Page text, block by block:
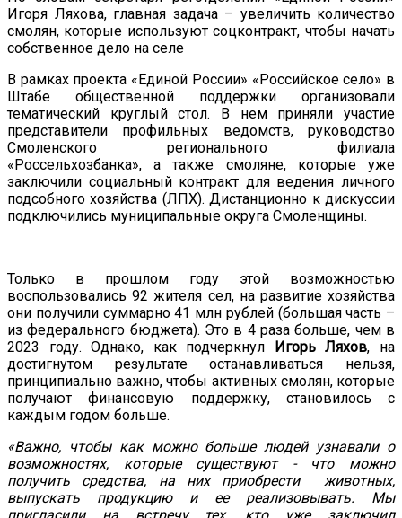
Игоря Ляхова, главная задача – увеличить количество
смолян, которые используют соцконтракт, чтобы начать
собственное дело на селе
В рамках проекта «Единой России» «Российское село» в
Штабе общественной поддержки организовали
тематический круглый стол. В нем приняли участие
представители профильных ведомств, руководство
Смоленского регионального филиала
«Россельхозбанка», а также смоляне, которые уже
заключили социальный контракт для ведения личного
подсобного хозяйства (ЛПХ). Дистанционно к дискуссии
подключились муниципальные округа Смоленщины.
Только в прошлом году этой возможностью
воспользовались 92 жителя сел, на развитие хозяйства
они получили суммарно 41 млн рублей (большая часть –
из федерального бюджета). Это в 4 раза больше, чем в
2023 году. Однако, как подчеркнул Игорь Ляхов, на
достигнутом результате останавливаться нельзя,
принципиально важно, чтобы активных смолян, которые
получают финансовую поддержку, становилось с
каждым годом больше.
«Важно, чтобы как можно больше людей узнавали о
возможностях, которые существуют - что можно
получить средства, на них приобрести животных,
выпускать продукцию и ее реализовывать. Мы